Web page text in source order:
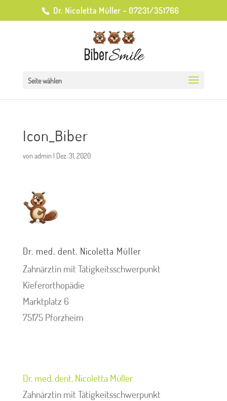
Dr. Nicoletta Müller – 07231/351766
Seite wählen
Icon_Biber
von admin | Dez. 31, 2020
Dr. med. dent. Nicoletta Müller
Zahnärztin mit Tätigkeitsschwerpunkt
Kieferorthopädie
Marktplatz 6
75175 Pforzheim
Dr. med. dent. Nicoletta Müller
Zahnärztin mit Tätigkeitsschwerpunkt